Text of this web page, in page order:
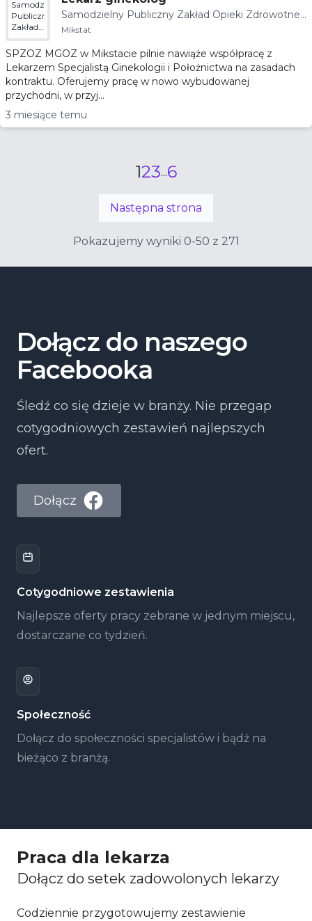
Samodzielny
Publiczny
Zakład
Opieki
Zdrowotnej
MGOZ
w
Mikstacie
Samodzielny Publiczny Zakład Opieki Zdrowotnej
MGOZ w Mikstacie
Mikstat
SPZOZ MGOZ w Mikstacie pilnie nawiąże współpracę z
Lekarzem Specjalistą Ginekologii i Położnictwa na zasadach
kontraktu. Oferujemy pracę w nowo wybudowanej
przychodni, w przyj...
3 miesiące temu
123...6
Następna strona
Pokazujemy wyniki 0-50 z 271
Dołącz do naszego
Facebooka
Śledź co się dzieje w branży. Nie przegap
cotygodniowych zestawień najlepszych
ofert.
Dołącz
Cotygodniowe zestawienia
Najlepsze oferty pracy zebrane w jednym miejscu,
dostarczane co tydzień.
Społeczność
Dołącz do społeczności specjalistów i bądź na
bieżąco z branżą.
Praca dla lekarza
Dołącz do setek zadowolonych lekarzy
Codziennie przygotowujemy zestawienie